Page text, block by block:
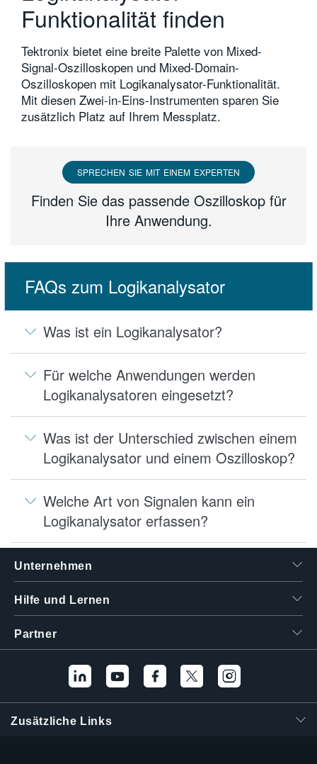
Funktionalität finden
Tektronix bietet eine breite Palette von Mixed-
Signal-Oszilloskopen und Mixed-Domain-
Oszilloskopen mit Logikanalysator-Funktionalität.
Mit diesen Zwei-in-Eins-Instrumenten sparen Sie
zusätzlich Platz auf Ihrem Messplatz.
SPRECHEN SIE MIT EINEM EXPERTEN
Finden Sie das passende Oszilloskop für
Ihre Anwendung.
FAQs zum Logikanalysator
Was ist ein Logikanalysator?
Für welche Anwendungen werden
Logikanalysatoren eingesetzt?
Was ist der Unterschied zwischen einem
Logikanalysator und einem Oszilloskop?
Welche Art von Signalen kann ein
Logikanalysator erfassen?
Unternehmen
Hilfe und Lernen
Partner
Zusätzliche Links